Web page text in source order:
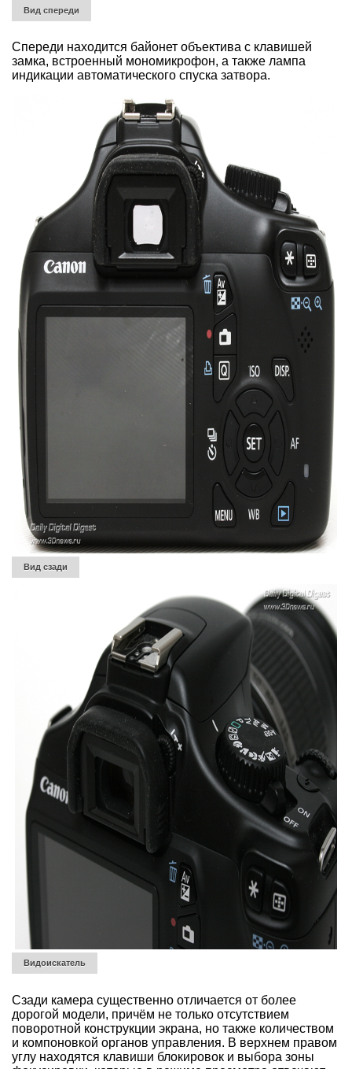
Вид спереди
Спереди находится байонет объектива с клавишей
замка, встроенный мономикрофон, а также лампа
индикации автоматического спуска затвора.
Вид сзади
Видоискатель
Сзади камера существенно отличается от более
дорогой модели, причём не только отсутствием
поворотной конструкции экрана, но также количеством
и компоновкой органов управления. В верхнем правом
углу находятся клавиши блокировок и выбора зоны